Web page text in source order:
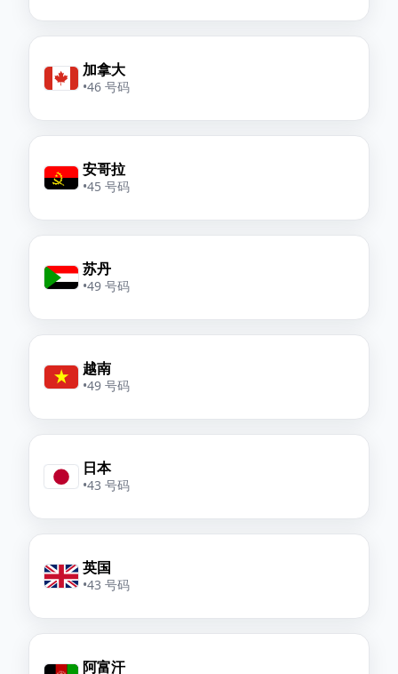
加拿大
•46 号码
安哥拉
•45 号码
苏丹
•49 号码
越南
•49 号码
日本
•43 号码
英国
•43 号码
阿富汗